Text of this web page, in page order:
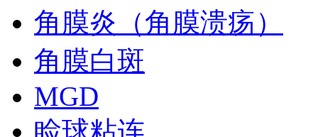
角膜炎（角膜溃疡）
角膜白斑
MGD